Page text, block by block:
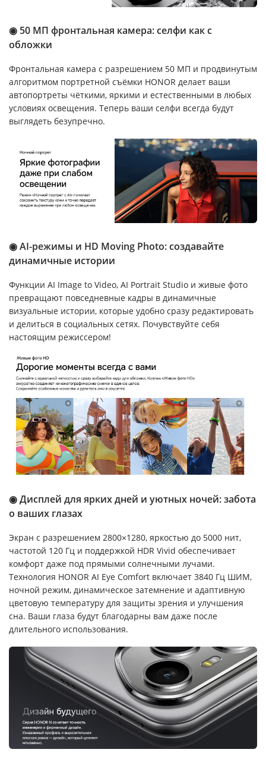
◉ 50 МП фронтальная камера: селфи как с
обложки
Фронтальная камера с разрешением 50 МП и продвинутым
алгоритмом портретной съёмки HONOR делает ваши
автопортреты чёткими, яркими и естественными в любых
условиях освещения. Теперь ваши селфи всегда будут
выглядеть безупречно.
◉ AI-режимы и HD Moving Photo: создавайте
динамичные истории
Функции AI Image to Video, AI Portrait Studio и живые фото
превращают повседневные кадры в динамичные
визуальные истории, которые удобно сразу редактировать
и делиться в социальных сетях. Почувствуйте себя
настоящим режиссером!
◉ Дисплей для ярких дней и уютных ночей: забота
о ваших глазах
Экран с разрешением 2800×1280, яркостью до 5000 нит,
частотой 120 Гц и поддержкой HDR Vivid обеспечивает
комфорт даже под прямыми солнечными лучами.
Технология HONOR AI Eye Comfort включает 3840 Гц ШИМ,
ночной режим, динамическое затемнение и адаптивную
цветовую температуру для защиты зрения и улучшения
сна. Ваши глаза будут благодарны вам даже после
длительного использования.